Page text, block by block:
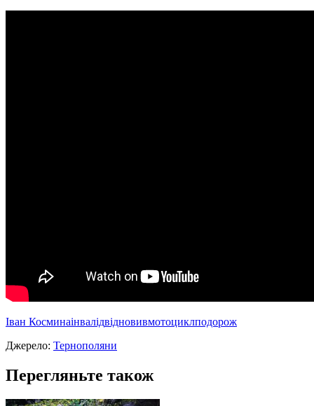
Iван Косминаінвалідвідновивмотоциклподорож
Джерело: Тернополяни
Перегляньте також